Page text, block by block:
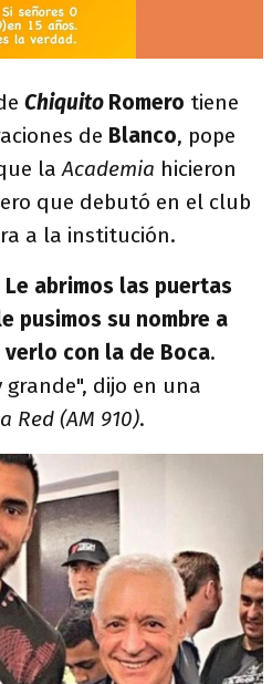
Chiquito Romero tiene
de Blanco, pope
laAcademia hicieron
que debutó en el club
a la institución.
abrimos las puertas
pusimos su nombre a
verlo con la de Boca.
grande", dijo en una
Red (AM 910).